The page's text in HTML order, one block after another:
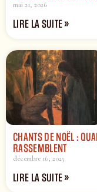
mai 21, 2026
LIRE LA SUITE »
CHANTS DE NOËL :
RASSEMBLENT
décembre 16, 2025
LIRE LA SUITE »